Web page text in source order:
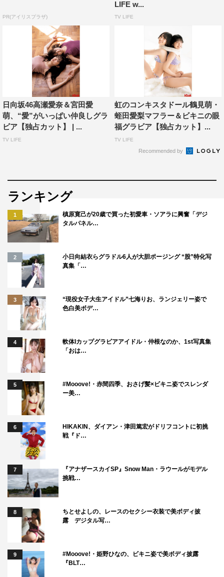
【関連記事】STU48・今村美月、甲斐心愛、峯吉愛梨
沙“姉妹感”あふれる自然体の笑顔
ダブル付録は金村美玖（日向坂46）超ビッグ（B2サイ
ズ）両面ポスター、宮田愛萌（日向坂46）／今村美月・甲
斐心愛・峯吉愛梨沙（STU48）超ビッグ（B2サイズ）両
面ポスター。
「ボム10月号」
特別定価：本体998円＋税
発売日：2020年9月9日（水）
ワン・パブリッシングWebサイト：
ボム編集部公式twitter：
https://twitter.com/idol_bomb
この記事の写真
日向坂46
PR(アイリスプラザ)
LIFE w...
TV LIFE
日向坂46高瀬愛奈＆宮田愛
萌、“愛”がいっぱい仲良しグラ
ビア【独占カット】 | ...
TV LIFE
虹のコンキスタドール鶴見萌・
蛭田愛梨マフラー＆ビキニの眼
福グラビア【独占カット】...
TV LIFE
Recommended by
ランキング
1
槙原寛己が20歳で買った初愛車・ソアラに興奮「デジ
タルパネル…
2
小日向結衣らグラドル6人が大胆ポージング “股”特化写
真集「…
3
“現役女子大生アイドル”七海りお、ランジェリー姿で
色白美ボデ…
4
軟体Iカップグラビアアイドル・仲根なのか、1st写真集
「おは…
5
#Mooove!・赤間四季、おさげ髪×ビキニ姿でスレンダ
ー美…
6
HIKAKIN、ダイアン・津田篤宏がドリフコントに初挑
戦『ド…
7
『アナザースカイSP』Snow Man・ラウールがモデル
挑戦…
8
ちとせよしの、レースのセクシー衣装で美ボディ披
露 デジタル写…
9
#Mooove!・姫野ひなの、ビキニ姿で美ボディ披露
『BLT…